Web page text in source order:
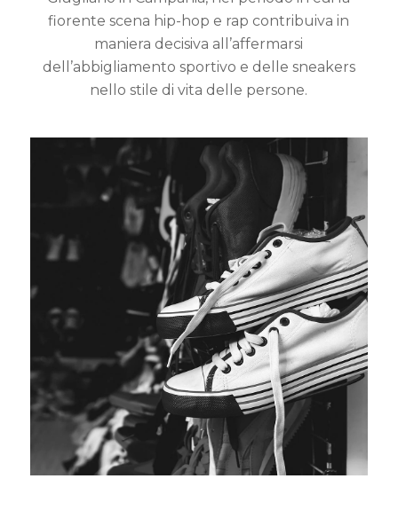
New Balance
Saucony
fiorente scena hip-hop e rap contribuiva in
maniera decisiva all’affermarsi
dell’abbigliamento sportivo e delle sneakers
nello stile di vita delle persone.